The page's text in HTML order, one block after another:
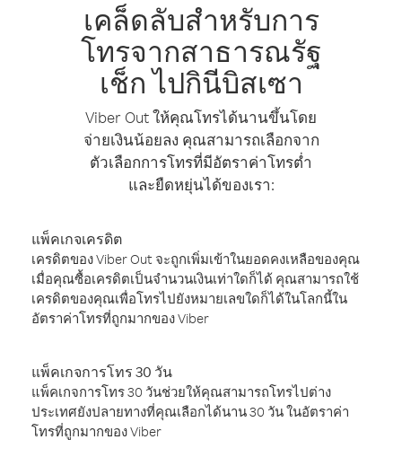
เคล็ดลับสำหรับการ
โทรจากสาธารณรัฐ
เช็ก ไปกินีบิสเซา
Viber Out ให้คุณโทรได้นานขึ้นโดย
จ่ายเงินน้อยลง คุณสามารถเลือกจาก
ตัวเลือกการโทรที่มีอัตราค่าโทรต่ำ
และยืดหยุ่นได้ของเรา:
แพ็คเกจเครดิต
เครดิตของ Viber Out จะถูกเพิ่มเข้าในยอดคงเหลือของคุณ
เมื่อคุณซื้อเครดิตเป็นจำนวนเงินเท่าใดก็ได้ คุณสามารถใช้
เครดิตของคุณเพื่อโทรไปยังหมายเลขใดก็ได้ในโลกนี้ใน
อัตราค่าโทรที่ถูกมากของ Viber
แพ็คเกจการโทร 30 วัน
แพ็คเกจการโทร 30 วันช่วยให้คุณสามารถโทรไปต่าง
ประเทศยังปลายทางที่คุณเลือกได้นาน 30 วัน ในอัตราค่า
โทรที่ถูกมากของ Viber